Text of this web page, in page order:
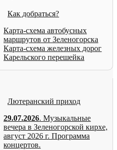
Как добраться?
Карта-схема автобусных
маршрутов от Зеленогорска
Карта-схема железных дорог
Карельского перешейка
Лютеранский приход
29.07.2026. Музыкальные
вечера в Зеленогорской кирхе,
август 2026 г. Программа
концертов.